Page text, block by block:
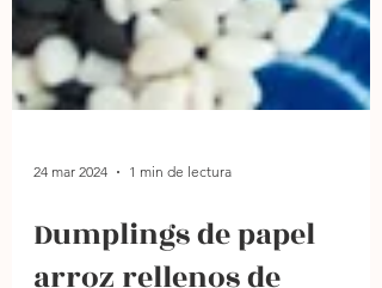
24 mar 2024 1 min de lectura